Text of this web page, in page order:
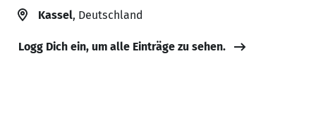
Kassel, Deutschland
Logg Dich ein, um alle Einträge zu sehen.